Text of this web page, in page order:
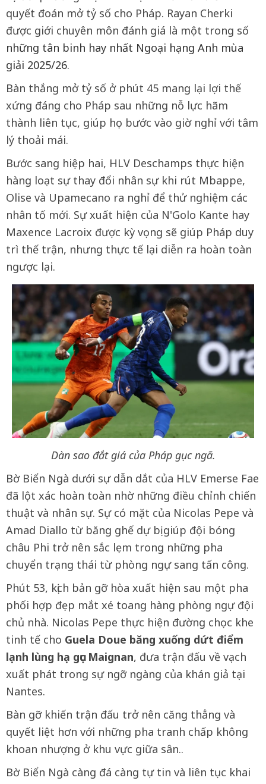
quyết đoán mở tỷ số cho Pháp. Rayan Cherki
được giới chuyên môn đánh giá là một trong số
những tân binh hay nhất Ngoại hạng Anh mùa
giải 2025/26.
Bàn thắng mở tỷ số ở phút 45 mang lại lợi thế
xứng đáng cho Pháp sau những nỗ lực hãm
thành liên tục, giúp họ bước vào giờ nghỉ với tâm
lý thoải mái.
Bước sang hiệp hai, HLV Deschamps thực hiện
hàng loạt sự thay đổi nhân sự khi rút Mbappe,
Olise và Upamecano ra nghỉ để thử nghiệm các
nhân tố mới. Sự xuất hiện của N'Golo Kante hay
Maxence Lacroix được kỳ vọng sẽ giúp Pháp duy
trì thế trận, nhưng thực tế lại diễn ra hoàn toàn
ngược lại.
Dàn sao đắt giá của Pháp gục ngã.
Bờ Biển Ngà dưới sự dẫn dắt của HLV Emerse Fae
đã lột xác hoàn toàn nhờ những điều chỉnh chiến
thuật và nhân sự. Sự có mặt của Nicolas Pepe và
Amad Diallo từ băng ghế dự bị giúp đội bóng
châu Phi trở nên sắc lẹm trong những pha
chuyển trạng thái từ phòng ngự sang tấn công.
Phút 53, kịch bản gỡ hòa xuất hiện sau một pha
phối hợp đẹp mắt xé toang hàng phòng ngự đội
chủ nhà. Nicolas Pepe thực hiện đường chọc khe
tinh tế cho Guela Doue băng xuống dứt điểm
lạnh lùng hạ gục Maignan, đưa trận đấu về vạch
xuất phát trong sự ngỡ ngàng của khán giả tại
Nantes.
Bàn gỡ khiến trận đấu trở nên căng thẳng và
quyết liệt hơn với những pha tranh chấp không
khoan nhượng ở khu vực giữa sân..
Bờ Biển Ngà càng đá càng tự tin và liên tục khai